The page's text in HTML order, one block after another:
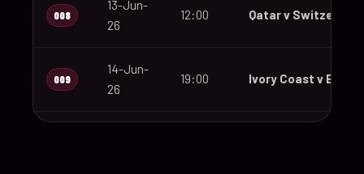
008
13-Jun-
26
12:00 Qatar v Switzerland
009
14-Jun-
26
19:00 Ivory Coast v